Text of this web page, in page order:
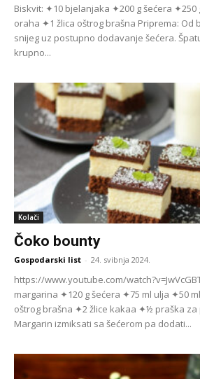
Biskvit: ✦10 bjelanjaka ✦200 g šećera ✦250
oraha ✦1 žlica oštrog brašna Priprema: Od
snijeg uz postupno dodavanje šećera.
krupno...
Kolači
Čoko bounty
Gospodarski list - 24. svibnja 2024.
https://www.youtube.com/
margarina ✦120 g šećera ✦75 ml ulja ✦50
oštrog brašna ✦2 žlice kakaa ✦½ praška za
Margarin izmiksati sa šećerom pa dodati...